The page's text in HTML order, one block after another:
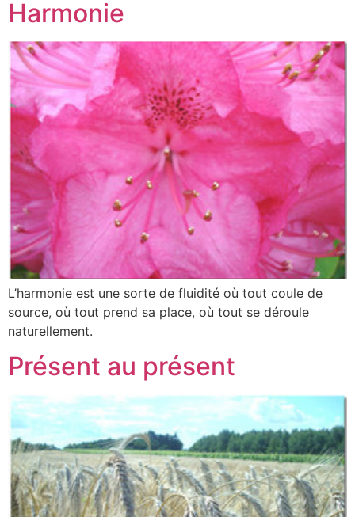
Harmonie
L’harmonie est une sorte de fluidité où tout coule de
source, où tout prend sa place, où tout se déroule
naturellement.
Présent au présent